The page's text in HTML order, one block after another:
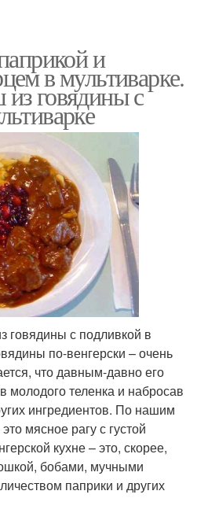
и
в мультиварке.
говядины с
говядины с подливкой в
по-венгерски – очень
что давным-давно его
молодого теленка и набросав
ингредиентов. По нашим
мясное рагу с густой
кухне – это, скорее,
бобами, мучными
паприки и других